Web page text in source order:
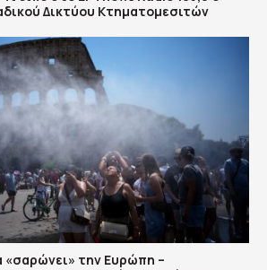
Δικτύου Κτηματομεσιτών
την Ευρώπη –